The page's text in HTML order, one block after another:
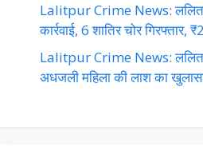
Lalitpur Crime News:
कार्रवाई, 6 शातिर चोर
Lalitpur Crime News:
अधजली महिला की लाश का